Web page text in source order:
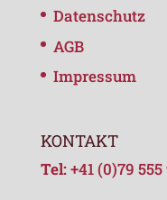
Datenschutz
AGB
Impressum
KONTAKT
Tel:+41 (0)79 555